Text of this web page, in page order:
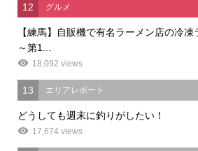
12 グルメ
【練馬】自販機で有名ラーメン店の冷
～第1...
18,092 views
13 エリアレポート
どうしても週末に釣りがしたい！
17,674 views